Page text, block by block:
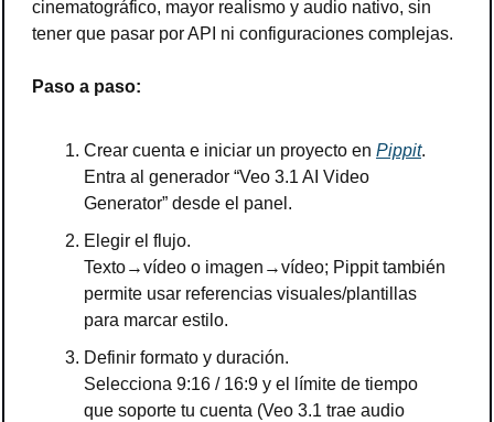
cinematográfico, mayor realismo y audio nativo, sin
tener que pasar por API ni configuraciones complejas.
Paso a paso:
Crear cuenta e iniciar un proyecto en Pippit.
Entra al generador “Veo 3.1 AI Video
Generator” desde el panel.
Elegir el flujo.
Texto→vídeo o imagen→vídeo; Pippit también
permite usar referencias visuales/plantillas
para marcar estilo.
Definir formato y duración.
Selecciona 9:16 / 16:9 y el límite de tiempo
que soporte tu cuenta (Veo 3.1 trae audio